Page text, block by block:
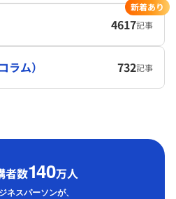
4617記事
新着あり
ラム） 732記事
者数140万人
ネスパーソンが、